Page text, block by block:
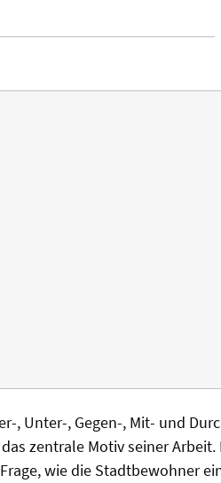
, Unter-, Gegen-, Mit- und
zentrale Motiv seiner
wie die Stadtbewohner